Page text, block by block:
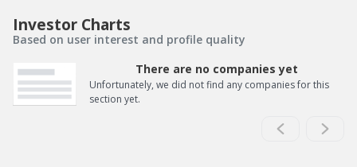
Investor Charts
Based on user interest and profile quality
There are no companies yet
Unfortunately, we did not find any companies for this
section yet.